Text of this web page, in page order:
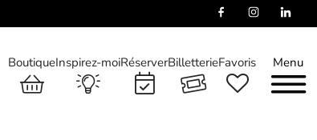
Menu
BoutiqueInspirez-moiRéserverBilletterieFavoris